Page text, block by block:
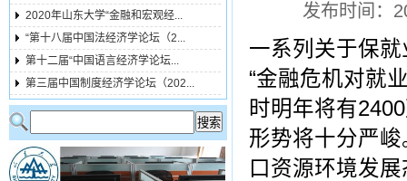
2020年山东大学“金融和宏观经...
“第十八届中国法经济学论坛（2...
第十二届“中国语言经济学论坛...
第三届中国制度经济学论坛（202...
发布时间：
一系列关于保
“金融危机对就
时明年将有
形势将十分严
口资源环境发